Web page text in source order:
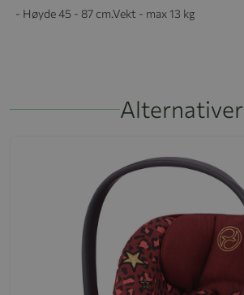
- Høyde 45 - 87 cm.Vekt - max 13 kg
Alternativer